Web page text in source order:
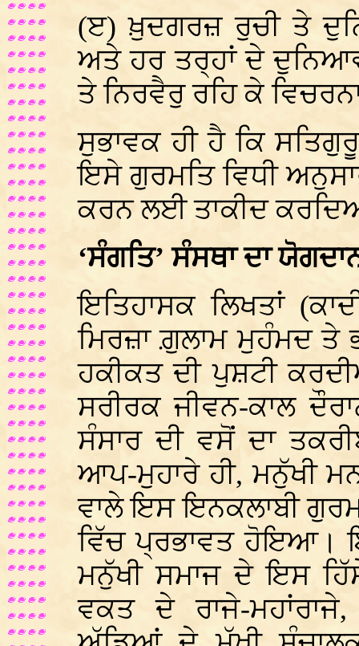
(ੲ) ਖ਼ੁਦਗਰਜ਼ ਰੁਚੀ ਤੇ
ਅਤੇ ਹਰ ਤਰ੍ਹਾਂ ਦੇ
ਤੇ ਨਿਰਵੈਰੁ ਰਹਿ ਕੇ
ਸੁਭਾਵਕ ਹੀ ਹੈ ਕਿ
ਇਸੇ ਗੁਰਮਤਿ ਵਿਧੀ
ਕਰਨ ਲਈ ਤਾਕੀਦ
‘ਸੰਗਤਿ’ ਸੰਸਥਾ ਦਾ
ਇਤਿਹਾਸਕ ਲਿਖਤਾਂ
ਮਿਰਜ਼ਾ ਗ਼ੁਲਾਮ ਮੁਹੰਮਦ ਤੇ
ਹਕੀਕਤ ਦੀ ਪੁਸ਼ਟੀ
ਸਰੀਰਕ ਜੀਵਨ-ਕਾਲ
ਸੰਸਾਰ ਦੀ ਵਸੋਂ ਦਾ
ਆਪ-ਮੁਹਾਰੇ ਹੀ, ਮਨੁੱਖੀ
ਵਾਲੇ ਇਸ ਇਨਕਲਾਬੀ
ਵਿੱਚ ਪ੍ਰਭਾਵਤ ਹੋਇਆ।
ਮਨੁੱਖੀ ਸਮਾਜ ਦੇ ਇਸ
ਵਕਤ ਦੇ ਰਾਜੇ-